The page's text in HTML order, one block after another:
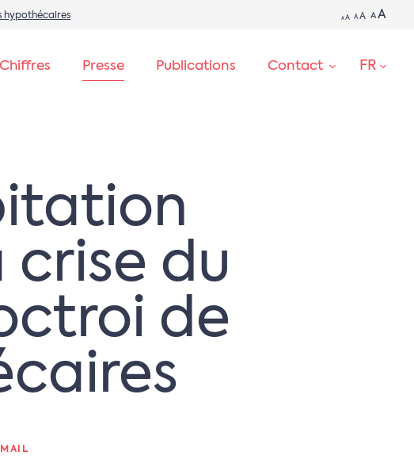
hypothécaires AA A A AA
Chiffres Presse Publications Contact FR
RECHERCHE
du
de